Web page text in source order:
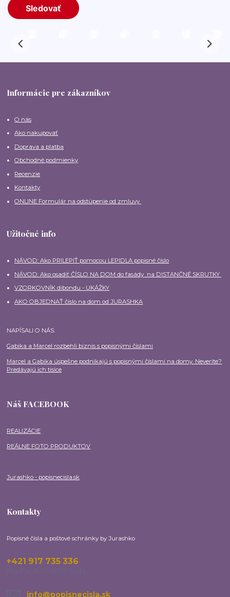
Informácie pre zákazníkov
O nás
Ako nakupovať
Doprava a platba
Obchodné podmienky
Recenzie
Kontakty
ONLINE Formulár na odstúpenie od zmluvy
Užitočné info
NÁVOD: Ako PRILEPIŤ pomocou LEPIDLA popisné číslo
NÁVOD: Ako osadiť ČÍSLO NA DOM do fasády na DISTANČNÉ SKRUTKY
VZORKOVNÍK dibondu - UKÁŽKY
AKO OBJEDNAŤ číslo na dom od JURASHKA
NAPÍSALI O NÁS:
Gabika a Marcel rozbehli biznis s popisnými číslami
Marcel a Gabika úspešne podnikajú s popisnými číslami na domy. Neveríte?
Predávajú ich tisíce
Náš FACEBOOK
REALIZÁCIE
REÁLNE FOTO PRODUKTOV
Jurashko - popisnecisla.sk
Kontakty
Popisné čísla a poštové schránky by Jurashko
+421 917 735 336
info@popisnecisla.sk